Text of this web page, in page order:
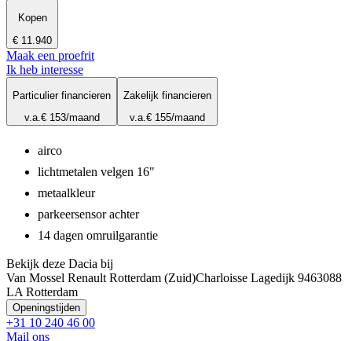
Kopen
€ 11.940
Maak een proefrit
Ik heb interesse
Particulier financieren
v.a.€ 153/maand
Zakelijk financieren
v.a.€ 155/maand
airco
lichtmetalen velgen 16"
metaalkleur
parkeersensor achter
14 dagen omruilgarantie
Bekijk deze Dacia bij
Van Mossel Renault Rotterdam (Zuid)Charloisse Lagedijk 9463088
LA Rotterdam
Openingstijden
+31 10 240 46 00
Mail ons